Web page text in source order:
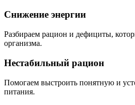
Снижение энергии
Разбираем рацион и дефициты,
организма.
Нестабильный рацион
Помогаем выстроить понятную и
питания.